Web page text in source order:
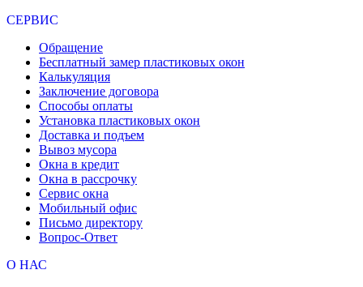
СЕРВИС
Обращение
Бесплатный замер пластиковых окон
Калькуляция
Заключение договора
Способы оплаты
Установка пластиковых окон
Доставка и подъем
Вывоз мусора
Окна в кредит
Окна в рассрочку
Сервис окна
Мобильный офис
Письмо директору
Вопрос-Ответ
О НАС